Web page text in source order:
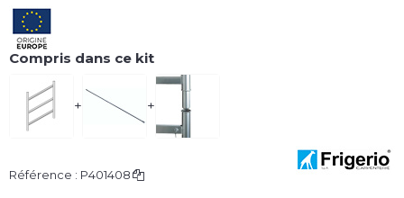
Compris dans ce kit
+ +
Référence : P401408